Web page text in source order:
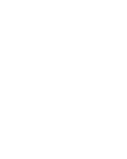
проводится инвентаризация
инвентаризация, разные
а также сроки, в
будет длительная
инвентаризации, но также
этом дата фактического